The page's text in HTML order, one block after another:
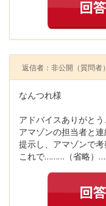
返信者：非公開 （質問者）
なんつれ様
アドバイスありがとう
アマゾンの担当者と
提示し、アマゾンで考
これで………（省略）